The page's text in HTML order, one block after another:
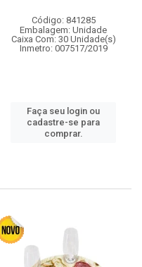
Código: 841285
Embalagem: Unidade
Caixa Com: 30 Unidade(s)
Inmetro: 007517/2019
Faça seu login ou
cadastre-se para
comprar.